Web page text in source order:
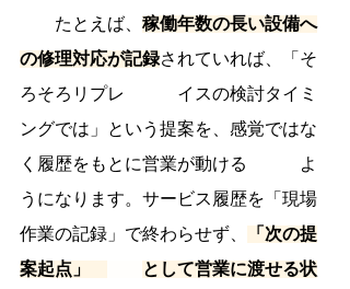
たとえば、 稼働年数の長い設備へ
の修理対応が記録されていれば、「そ
ろそろリプレ　　　イスの検討タイミ
ングでは」という提案を、感覚ではな
く履歴をもとに営業が動ける　　　よ
うになります。サービス履歴を「現場
作業の記録」で終わらせず、
「次の提
案起点」
として営業に渡せる状